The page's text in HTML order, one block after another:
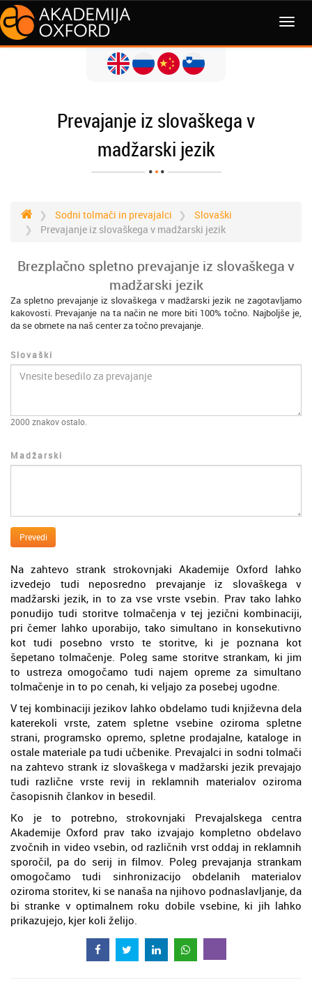
MENI
Prevajanje iz slovaškega v
madžarski jezik
Sodni tolmači in prevajalci
Slovaški
Prevajanje iz slovaškega v madžarski jezik
Brezplačno spletno prevajanje iz slovaškega v
madžarski jezik
Za spletno prevajanje iz slovaškega v madžarski jezik ne zagotavljamo
kakovosti. Prevajanje na ta način ne more biti 100% točno. Najboljše je,
da se obrnete na naš center za točno prevajanje.
Slovaški
2000 znakov ostalo.
Madžarski
Prevedi
Na zahtevo strank strokovnjaki Akademije Oxford lahko
izvedejo tudi neposredno prevajanje iz slovaškega v
madžarski jezik, in to za vse vrste vsebin. Prav tako lahko
ponudijo tudi storitve tolmačenja v tej jezični kombinaciji,
pri čemer lahko uporabijo, tako simultano in konsekutivno
kot tudi posebno vrsto te storitve, ki je poznana kot
šepetano tolmačenje. Poleg same storitve strankam, ki jim
to ustreza omogočamo tudi najem opreme za simultano
tolmačenje in to po cenah, ki veljajo za posebej ugodne.
V tej kombinaciji jezikov lahko obdelamo tudi književna dela
katerekoli vrste, zatem spletne vsebine oziroma spletne
strani, programsko opremo, spletne prodajalne, kataloge in
ostale materiale pa tudi učbenike. Prevajalci in sodni tolmači
na zahtevo strank iz slovaškega v madžarski jezik prevajajo
tudi različne vrste revij in reklamnih materialov oziroma
časopisnih člankov in besedil.
Ko je to potrebno, strokovnjaki Prevajalskega centra
Akademije Oxford prav tako izvajajo kompletno obdelavo
zvočnih in video vsebin, od različnih vrst oddaj in reklamnih
sporočil, pa do serij in filmov. Poleg prevajanja strankam
omogočamo tudi sinhronizacijo obdelanih materialov
oziroma storitev, ki se nanaša na njihovo podnaslavljanje, da
bi stranke v optimalnem roku dobile vsebine, ki jih lahko
prikazujejo, kjer koli želijo.